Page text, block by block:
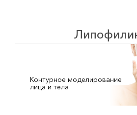
Контурное моделирование
лица и тела